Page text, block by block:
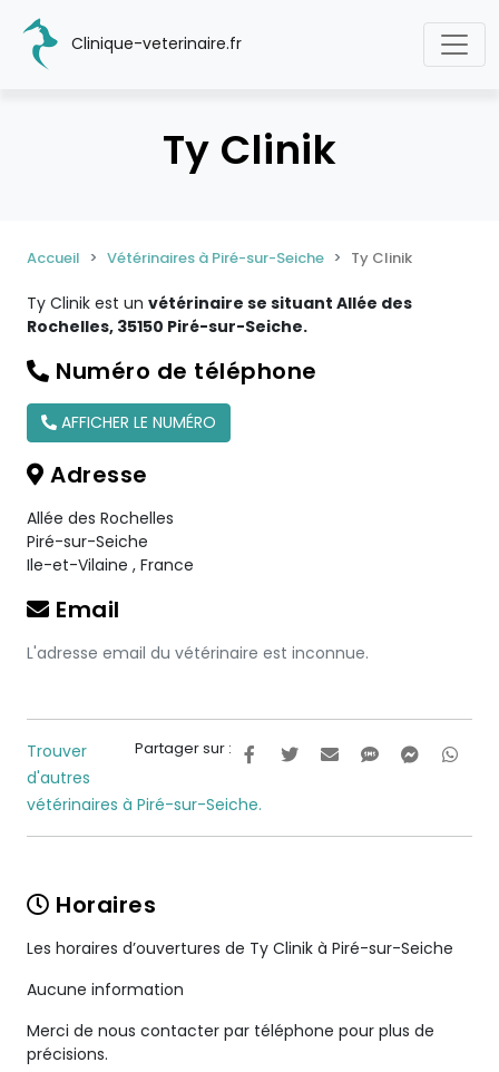
Clinique-veterinaire.fr
Ty Clinik
Accueil Vétérinaires à Piré-sur-Seiche Ty Clinik
Ty Clinik est un vétérinaire se situant Allée des
Rochelles, 35150 Piré-sur-Seiche.
Numéro de téléphone
AFFICHER LE NUMÉRO
Adresse
Allée des Rochelles
Piré-sur-Seiche
Ile-et-Vilaine , France
Email
L'adresse email du vétérinaire est inconnue.
Partager sur :
Trouver
d'autres
vétérinaires à Piré-sur-Seiche.
Horaires
Les horaires d’ouvertures de Ty Clinik à Piré-sur-Seiche
Aucune information
Merci de nous contacter par téléphone pour plus de
précisions.